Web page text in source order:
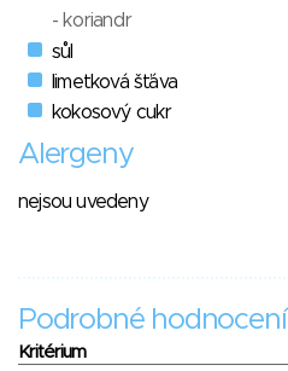
- koriandr
sůl
limetková šťáva
kokosový cukr
Alergeny
nejsou uvedeny
Podrobné hodnocení
Kritérium